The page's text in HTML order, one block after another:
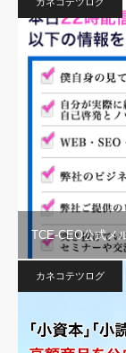
TCE-CEO公式メ
カネコテツログ